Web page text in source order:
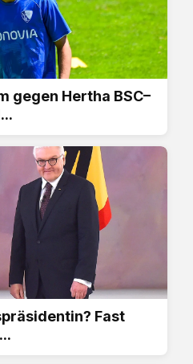
gegen Hertha BSC–
Fast